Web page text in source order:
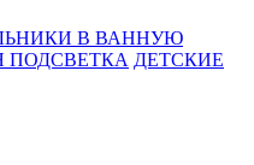
В ВАННУЮ
ПОДСВЕТКА ДЕТСКИЕ